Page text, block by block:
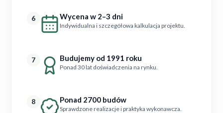
6 Wycena w 2–3 dni
Indywidualna i szczegółowa kalkulacja projektu.
7 Budujemy od 1991 roku
Ponad 30 lat doświadczenia na rynku.
8 Ponad 2700 budów
Sprawdzone realizacje i praktyka wykonawcza.